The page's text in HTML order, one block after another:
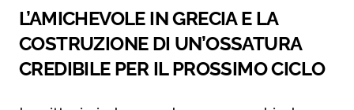
L’AMICHEVOLE IN GRECIA E LA
COSTRUZIONE DI UN’OSSATURA
CREDIBILE PER IL PROSSIMO CICLO